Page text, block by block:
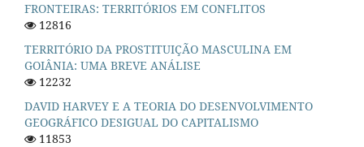
FRONTEIRAS: TERRITÓRIOS EM CONFLITOS
12816
TERRITÓRIO DA PROSTITUIÇÃO MASCULINA EM
GOIÂNIA: UMA BREVE ANÁLISE
12232
DAVID HARVEY E A TEORIA DO DESENVOLVIMENTO
GEOGRÁFICO DESIGUAL DO CAPITALISMO
11853